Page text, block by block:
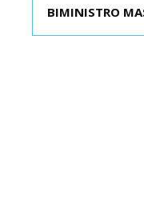
KAST SE REUNIÓ
BIMINISTRO MAS